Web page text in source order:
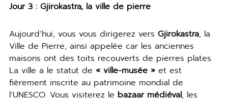
Jour 3 : Gjirokastra, la ville de pierre
Aujourd’hui, vous vous dirigerez vers Gjirokastra, la
Ville de Pierre, ainsi appelée car les anciennes
maisons ont des toits recouverts de pierres plates.
La ville a le statut de « ville-musée »et est
fièrement inscrite au patrimoine mondial de
l’UNESCO. Vous visiterez le bazaar médiéval, les